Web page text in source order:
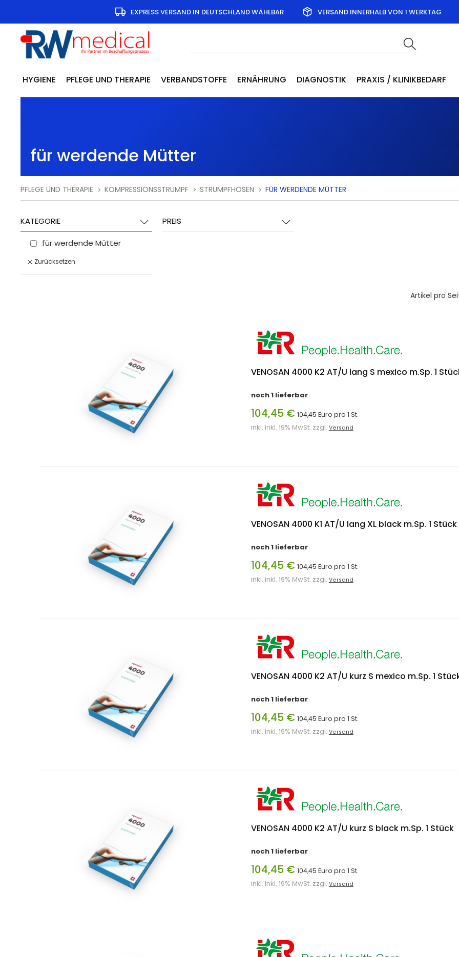
EXPRESS VERSAND IN DEUTSCHLAND WÄHLBAR VERSAND INNERHALB VON 1 WERKTAG
HYGIENE PFLEGE UND THERAPIE VERBANDSTOFFE ERNÄHRUNG DIAGNOSTIK PRAXIS / KLINIKBEDARF
für werdende Mütter
PFLEGE UND THERAPIE KOMPRESSIONSSTRUMPF STRUMPFHOSEN FÜR WERDENDE MÜTTER
KATEGORIE
für werdende Mütter
Zurücksetzen
PREIS
Artikel pro
VENOSAN 4000 K2 AT/U lang S mexico m.Sp. 1
noch 1 lieferbar
104,45 € 104,45 Euro pro 1 St.
inkl. inkl. 19% MwSt. zzgl. Versand
VENOSAN 4000 K1 AT/U lang XL black m.Sp. 1 Stück
noch 1 lieferbar
104,45 € 104,45 Euro pro 1 St.
inkl. inkl. 19% MwSt. zzgl. Versand
VENOSAN 4000 K2 AT/U kurz S mexico m.Sp. 1
noch 1 lieferbar
104,45 € 104,45 Euro pro 1 St.
inkl. inkl. 19% MwSt. zzgl. Versand
VENOSAN 4000 K2 AT/U kurz S black m.Sp. 1 Stück
noch 1 lieferbar
104,45 € 104,45 Euro pro 1 St.
inkl. inkl. 19% MwSt. zzgl. Versand